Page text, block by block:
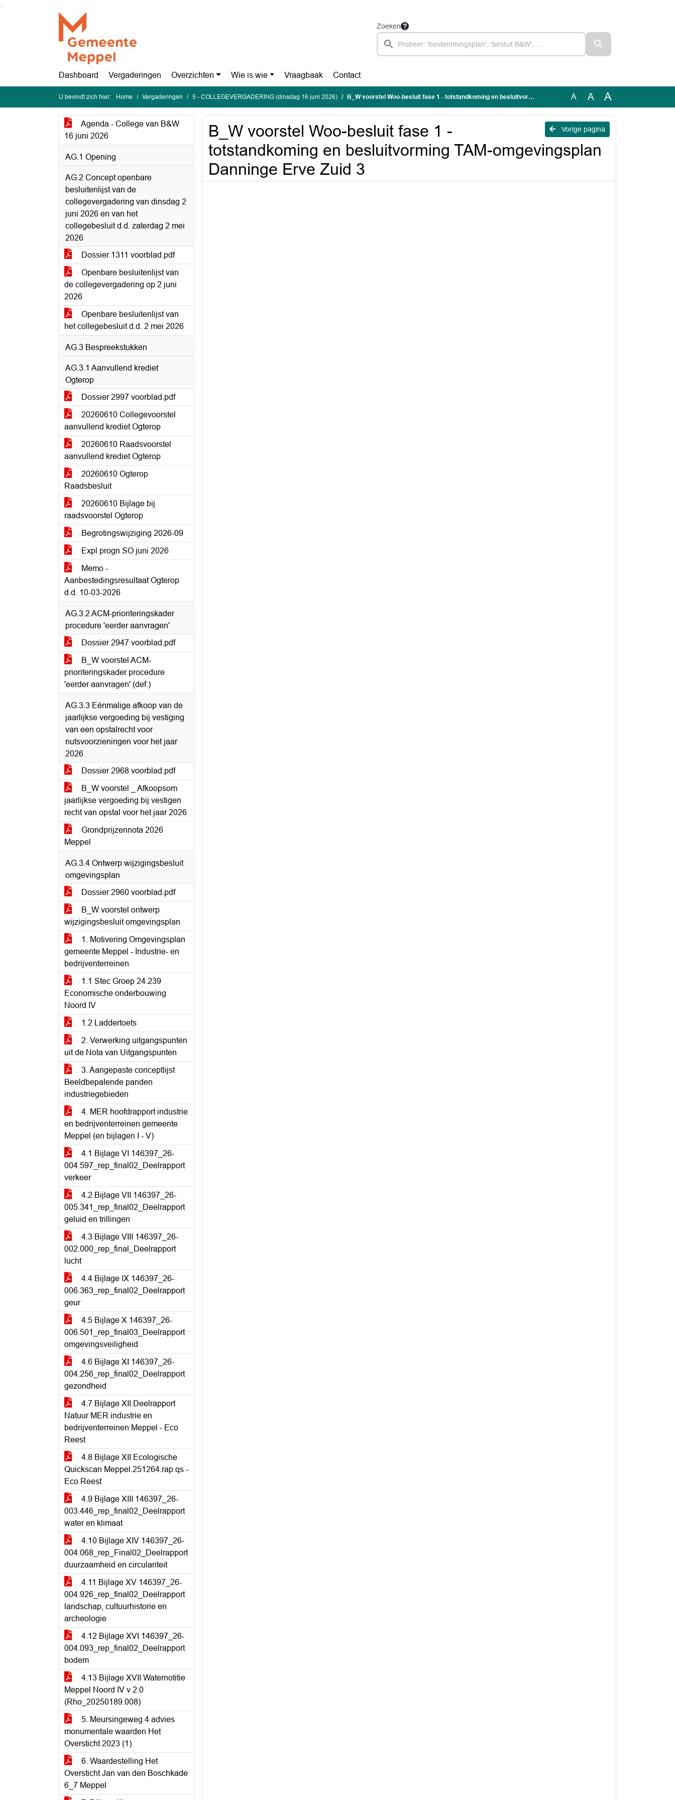
Ga naar de inhoud van deze pagina
Ga naar het zoeken
Ga naar het menu
Zoeken
Dashboard Vergaderingen Overzichten Wie is wie Vraagbaak Contact
U bevindt zich hier: Home Vergaderingen 5 - COLLEGEVERGADERING (dinsdag 16 juni 2026) B_W voorstel Woo-besluit fase 1 - totstandkoming en besluitvorming TAM-omgevingsplan Danninge Erve Zuid 3 A A A
Agenda - College van B&W
16 juni 2026
AG.1 Opening
AG.2 Concept openbare
besluitenlijst van de
collegevergadering van dinsdag 2
juni 2026 en van het
collegebesluit d.d. zaterdag 2 mei
2026
Dossier 1311 voorblad.pdf
Openbare besluitenlijst van
de collegevergadering op 2 juni
2026
Openbare besluitenlijst van
het collegebesluit d.d. 2 mei 2026
AG.3 Bespreekstukken
AG.3.1 Aanvullend krediet
Ogterop
Dossier 2997 voorblad.pdf
20260610 Collegevoorstel
aanvullend krediet Ogterop
20260610 Raadsvoorstel
aanvullend krediet Ogterop
20260610 Ogterop
Raadsbesluit
20260610 Bijlage bij
raadsvoorstel Ogterop
Begrotingswijziging 2026-09
Expl progn SO juni 2026
Memo -
Aanbestedingsresultaat Ogterop
d.d. 10-03-2026
AG.3.2 ACM-prioriteringskader
procedure 'eerder aanvragen'
Dossier 2947 voorblad.pdf
B_W voorstel ACM-
prioriteringskader procedure
'eerder aanvragen' (def.)
AG.3.3 Eénmalige afkoop van de
jaarlijkse vergoeding bij vestiging
van een opstalrecht voor
nutsvoorzieningen voor het jaar
2026
Dossier 2968 voorblad.pdf
B_W voorstel _ Afkoopsom
jaarlijkse vergoeding bij vestigen
recht van opstal voor het jaar 2026
Grondprijzennota 2026
Meppel
AG.3.4 Ontwerp wijzigingsbesluit
omgevingsplan
Dossier 2960 voorblad.pdf
B_W voorstel ontwerp
wijzigingsbesluit omgevingsplan
1. Motivering Omgevingsplan
gemeente Meppel - Industrie- en
bedrijventerreinen
1.1 Stec Groep 24.239
Economische onderbouwing
Noord IV
1.2 Laddertoets
2. Verwerking uitgangspunten
uit de Nota van Uitgangspunten
3. Aangepaste conceptlijst
Beeldbepalende panden
industriegebieden
4. MER hoofdrapport industrie
en bedrijventerreinen gemeente
Meppel (en bijlagen I - V)
4.1 Bijlage VI 146397_26-
004.597_rep_final02_Deelrapport
verkeer
4.2 Bijlage VII 146397_26-
005.341_rep_final02_Deelrapport
geluid en trillingen
4.3 Bijlage VIII 146397_26-
002.000_rep_final_Deelrapport
lucht
4.4 Bijlage IX 146397_26-
006.363_rep_final02_Deelrapport
geur
4.5 Bijlage X 146397_26-
006.501_rep_final03_Deelrapport
omgevingsveiligheid
4.6 Bijlage XI 146397_26-
004.256_rep_final02_Deelrapport
gezondheid
4.7 Bijlage XII Deelrapport
Natuur MER industrie en
bedrijventerreinen Meppel - Eco
Reest
4.8 Bijlage XII Ecologische
Quickscan Meppel.251264.rap.qs -
Eco Reest
4.9 Bijlage XIII 146397_26-
003.446_rep_final02_Deelrapport
water en klimaat
4.10 Bijlage XIV 146397_26-
004.068_rep_Final02_Deelrapport
duurzaamheid en circulariteit
4.11 Bijlage XV 146397_26-
004.926_rep_final02_Deelrapport
landschap, cultuurhistorie en
archeologie
4.12 Bijlage XVI 146397_26-
004.093_rep_final02_Deelrapport
bodem
4.13 Bijlage XVII Waternotitie
Meppel Noord IV v 2.0
(Rho_20250189.008)
5. Meursingeweg 4 advies
monumentale waarden Het
Oversticht 2023 (1)
6. Waardestelling Het
Oversticht Jan van den Boschkade
6_7 Meppel
Vorige pagina
B_W voorstel Woo-besluit fase 1 -
totstandkoming en besluitvorming TAM-omgevingsplan
Danninge Erve Zuid 3